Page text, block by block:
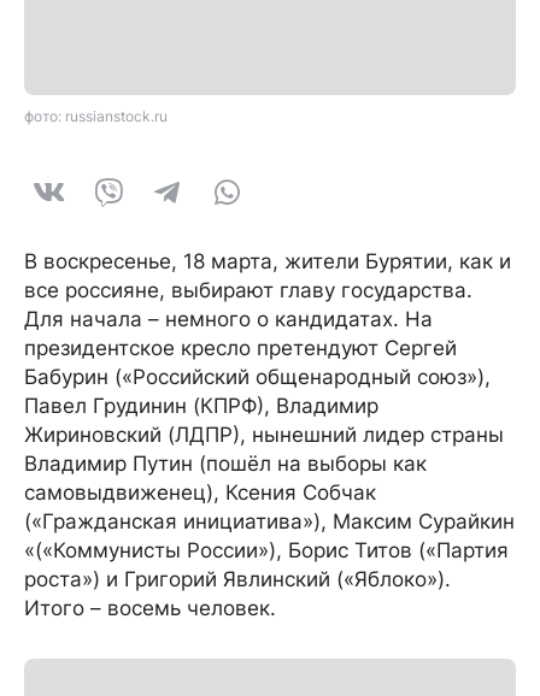
фото: russianstock.ru
В воскресенье, 18 марта, жители Бурятии, как и
все россияне, выбирают главу государства.
Для начала – немного о кандидатах. На
президентское кресло претендуют Сергей
Бабурин («Российский общенародный союз»),
Павел Грудинин (КПРФ), Владимир
Жириновский (ЛДПР), нынешний лидер страны
Владимир Путин (пошёл на выборы как
самовыдвиженец), Ксения Собчак
(«Гражданская инициатива»), Максим Сурайкин
«(«Коммунисты России»), Борис Титов («Партия
роста») и Григорий Явлинский («Яблоко»).
Итого – восемь человек.